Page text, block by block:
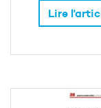
Lire